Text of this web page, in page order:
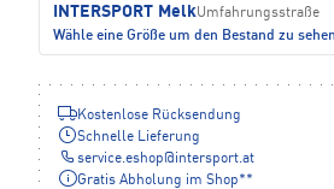
INTERSPORT MelkUmfahrungsstraße
Wähle eine Größe um den Bestand zu sehen
Kostenlose Rücksendung
Schnelle Lieferung
service.eshop@intersport.at
Gratis Abholung im Shop**